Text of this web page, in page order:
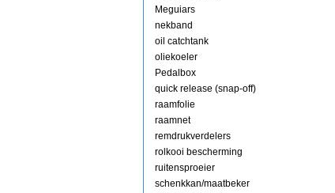
Meguiars
nekband
oil catchtank
oliekoeler
Pedalbox
quick release (snap-off)
raamfolie
raamnet
remdrukverdelers
rolkooi bescherming
ruitensproeier
schenkkan/maatbeker